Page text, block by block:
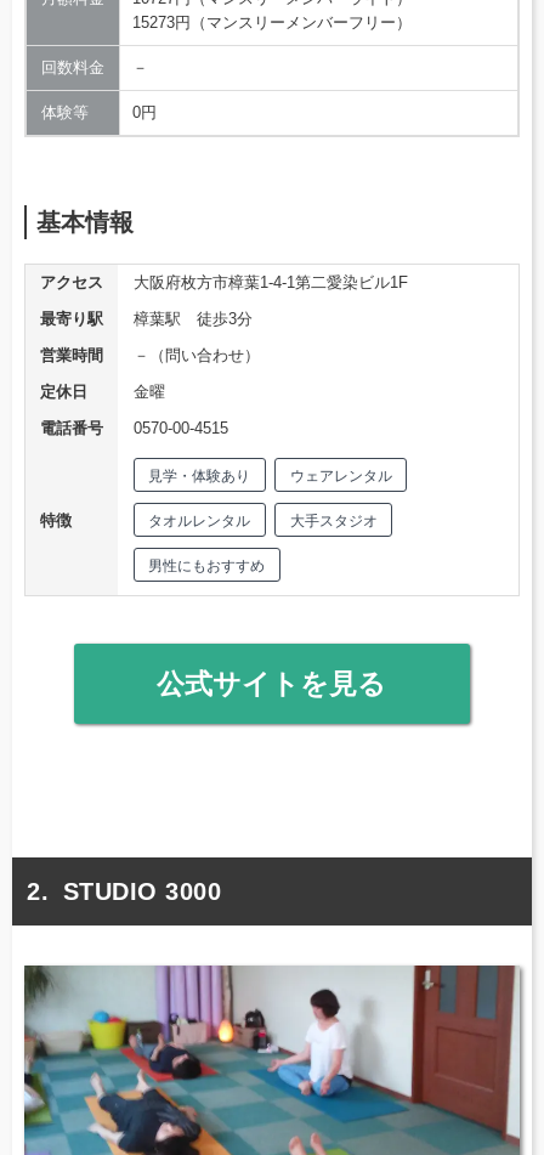
15273円（マンスリーメンバーフリー）
回数料金 －
体験等 0円
基本情報
アクセス
大阪府枚方市樟葉1-4-1第二愛染ビル1F
最寄り駅
樟葉駅 徒歩3分
営業時間
－（問い合わせ）
定休日
金曜
電話番号
0570-00-4515
特徴
見学・体験あり ウェアレンタル
タオルレンタル 大手スタジオ
男性にもおすすめ
公式サイトを見る
STUDIO 3000